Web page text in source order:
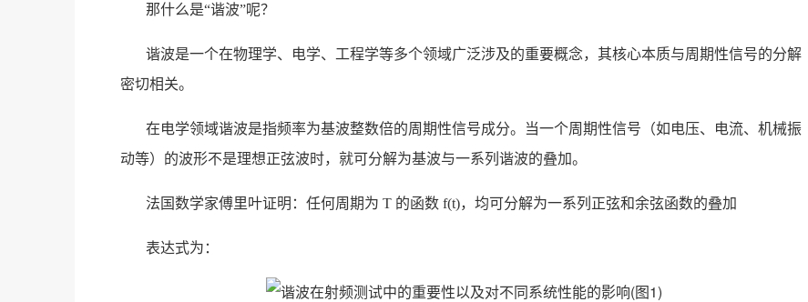
那什么是“谐波”呢？
谐波是一个在物理学、电学、工程学等多个领域广泛涉及的重要概念，其核心本质与周期性信号的分解
密切相关。
在电学领域谐波是指频率为基波整数倍的周期性信号成分。当一个周期性信号（如电压、电流、机械振
动等）的波形不是理想正弦波时，就可分解为基波与一系列谐波的叠加。
法国数学家傅里叶证明：任何周期为 T 的函数 f(t)，均可分解为一系列正弦和余弦函数的叠加
表达式为：